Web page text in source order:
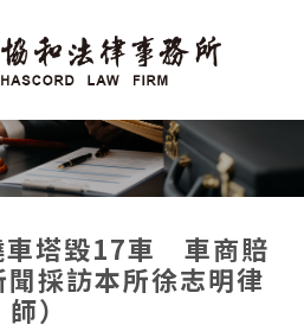
車塔毀17車 車商賠
採訪本所徐志明律
師）